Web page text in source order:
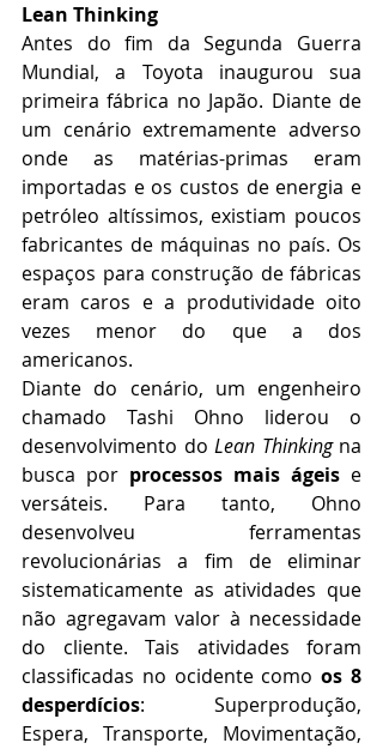
Lean Thinking
Antes do fim da Segunda Guerra
Mundial, a Toyota inaugurou sua
primeira fábrica no Japão. Diante de
um cenário extremamente adverso
onde as matérias-primas eram
importadas e os custos de energia e
petróleo altíssimos, existiam poucos
fabricantes de máquinas no país. Os
espaços para construção de fábricas
eram caros e a produtividade oito
vezes menor do que a dos
americanos.
Diante do cenário, um engenheiro
chamado Tashi Ohno liderou o
desenvolvimento do Lean Thinking na
busca por processos mais ágeis e
versáteis. Para tanto, Ohno
desenvolveu ferramentas
revolucionárias a fim de eliminar
sistematicamente as atividades que
não agregavam valor à necessidade
do cliente. Tais atividades foram
classificadas no ocidente como os 8
desperdícios: Superprodução,
Espera, Transporte, Movimentação,